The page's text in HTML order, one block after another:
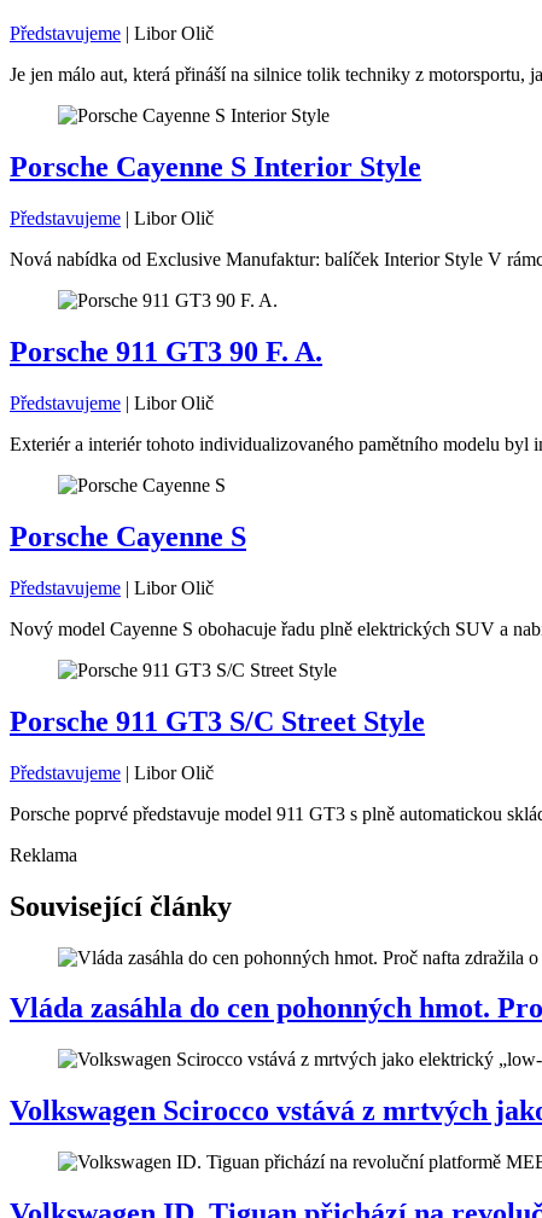
Představujeme | Libor Olič
Je jen málo aut, která přináší na silnice tolik techniky z motorsportu,
Porsche Cayenne S Interior Style
Představujeme | Libor Olič
Nová nabídka od Exclusive Manufaktur: balíček Interior Style V
Porsche 911 GT3 90 F. A.
Představujeme | Libor Olič
Exteriér a interiér tohoto individualizovaného pamětního modelu byl
Porsche Cayenne S
Představujeme | Libor Olič
Nový model Cayenne S obohacuje řadu plně elektrických SUV a
Porsche 911 GT3 S/C Street Style
Představujeme | Libor Olič
Porsche poprvé představuje model 911 GT3 s plně automatickou
Reklama
Související články
Vláda zasáhla do cen pohonných hmot.
Volkswagen Scirocco vstává z mrtvých